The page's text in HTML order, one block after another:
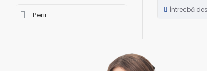
Perii
Întreabă